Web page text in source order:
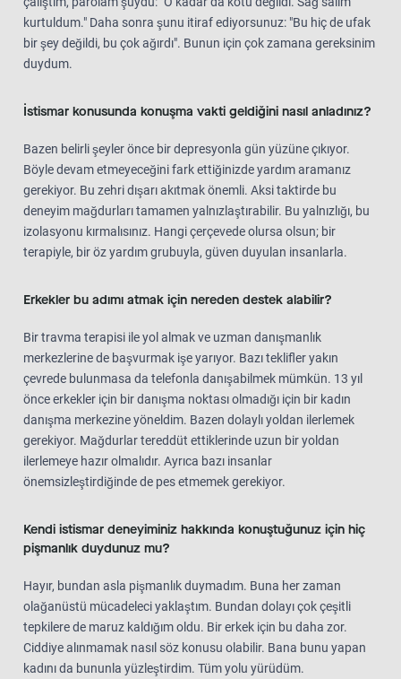
kurtuldum." Daha sonra şunu itiraf ediyorsunuz: "Bu hiç de ufak
bir şey değildi, bu çok ağırdı". Bunun için çok zamana gereksinim
duydum.
İstismar konusunda konuşma vakti geldiğini nasıl anladınız?
Bazen belirli şeyler önce bir depresyonla gün yüzüne çıkıyor.
Böyle devam etmeyeceğini fark ettiğinizde yardım aramanız
gerekiyor. Bu zehri dışarı akıtmak önemli. Aksi taktirde bu
deneyim mağdurları tamamen yalnızlaştırabilir. Bu yalnızlığı, bu
izolasyonu kırmalısınız. Hangi çerçevede olursa olsun; bir
terapiyle, bir öz yardım grubuyla, güven duyulan insanlarla.
Erkekler bu adımı atmak için nereden destek alabilir?
Bir travma terapisi ile yol almak ve uzman danışmanlık
merkezlerine de başvurmak işe yarıyor. Bazı teklifler yakın
çevrede bulunmasa da telefonla danışabilmek mümkün. 13 yıl
önce erkekler için bir danışma noktası olmadığı için bir kadın
danışma merkezine yöneldim. Bazen dolaylı yoldan ilerlemek
gerekiyor. Mağdurlar tereddüt ettiklerinde uzun bir yoldan
ilerlemeye hazır olmalıdır. Ayrıca bazı insanlar
önemsizleştirdiğinde de pes etmemek gerekiyor.
Kendi istismar deneyiminiz hakkında konuştuğunuz için hiç
pişmanlık duydunuz mu?
Hayır, bundan asla pişmanlık duymadım. Buna her zaman
olağanüstü mücadeleci yaklaştım. Bundan dolayı çok çeşitli
tepkilere de maruz kaldığım oldu. Bir erkek için bu daha zor.
Ciddiye alınmamak nasıl söz konusu olabilir. Bana bunu yapan
kadını da bununla yüzleştirdim. Tüm yolu yürüdüm.